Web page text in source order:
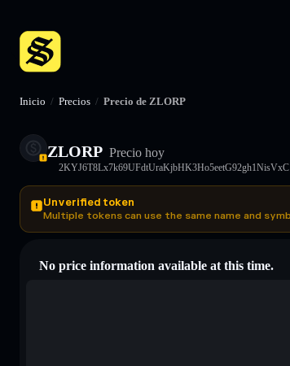
Inicio / Precios / Precio de ZLORP
ZLORP Precio hoy
2KYJ6T8Lx7k69UFdtUraKjbHK3Ho5eetG92gh1NisVxC
Unverified token
Multiple tokens can use the same name and
No price information available at this time.